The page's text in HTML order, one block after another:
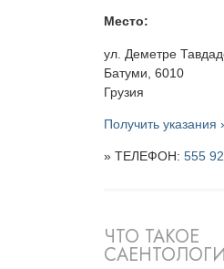
Место:
ул. Деметре
Батуми, 6010
Грузия
Получить указания
» ТЕЛЕФОН: 555
ЧТО ТАКОЕ